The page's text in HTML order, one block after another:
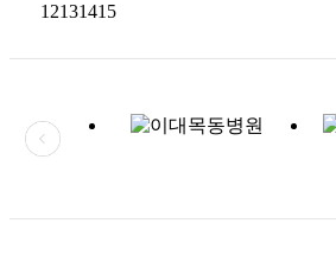
12131415